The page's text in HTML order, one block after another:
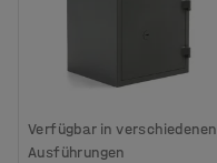
Verfügbar in verschiedenen
Ausführungen